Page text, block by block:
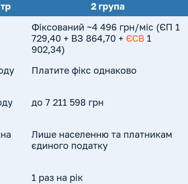
2 група
Фіксований ~4 496 грн/міс (ЄП 1
729,40 + ВЗ 864,70 + ЄСВ1
902,34)
Платите фікс однаково
до 7 211 598 грн
Лише населенню та платникам
єдиного податку
1 раз на рік